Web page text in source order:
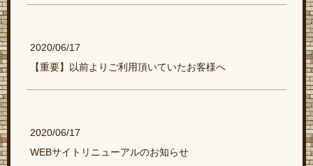
2020/06/17
【重要】以前よりご利用頂いていたお客様へ
2020/06/17
WEBサイトリニューアルのお知らせ